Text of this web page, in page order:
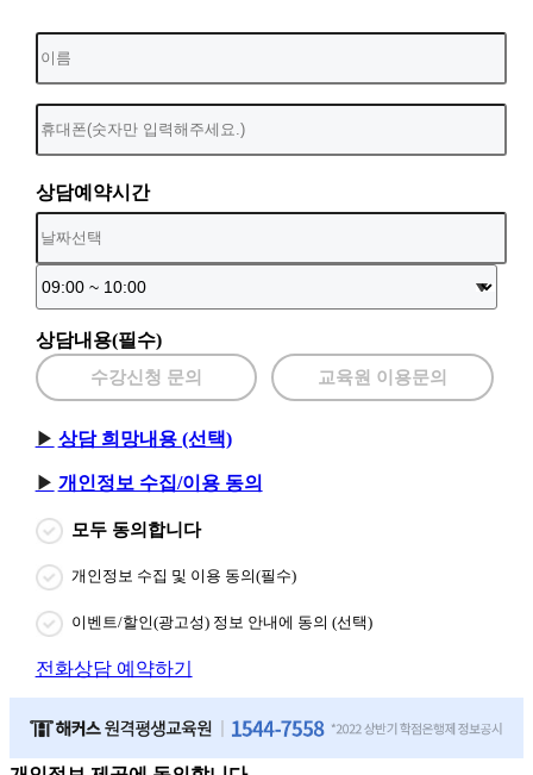
상담예약시간
상담내용(필수)
수강신청 문의 교육원 이용문의
상담 희망내용 (선택)
개인정보 수집/이용 동의
모두 동의합니다
개인정보 수집 및 이용 동의(필수)
이벤트/할인(광고성) 정보 안내에 동의 (선택)
전화상담 예약하기